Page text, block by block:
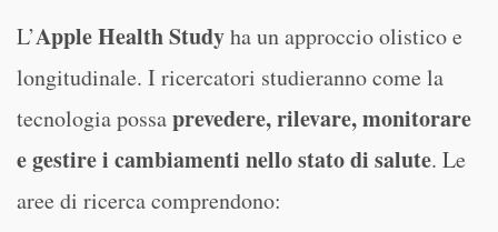
L’Apple Health Studyha un approccio olistico e
longitudinale. I ricercatori studieranno come la
tecnologia possaprevedere, rilevare, monitorare
e gestire i cambiamenti nello stato di salute. Le
aree di ricerca comprendono: